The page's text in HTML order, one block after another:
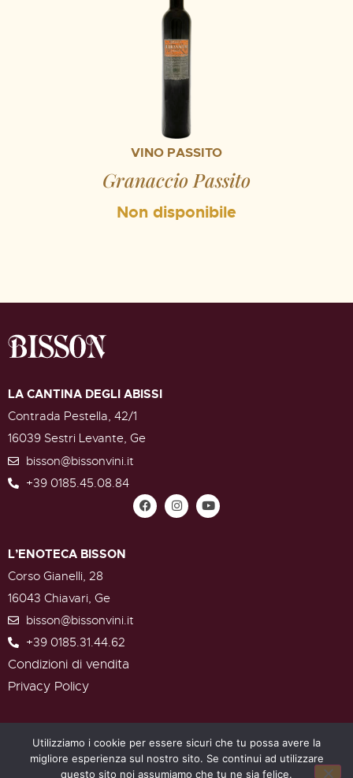
VINO PASSITO
Granaccio Passito
LA CANTINA DEGLI ABISSI
Contrada Pestella, 42/1
16039 Sestri Levante, Ge
bisson@bissonvini.it
+39 0185.45.08.84
L’ENOTECA BISSON
Corso Gianelli, 28
16043 Chiavari, Ge
bisson@bissonvini.it
+39 0185.31.44.62
Condizioni di vendita
Privacy Policy
Bisson Società Agricola di Lugano Marta & Pier Luigi S.S. –
Contrada Pestella, 42/1 – 16039 Sestri Levante (Ge) – C.F. e
P.IVA 01585530999
Utilizziamo i cookie per essere sicuri che tu possa avere la
migliore esperienza sul nostro sito. Se continui ad utilizzare
questo sito noi assumiamo che tu ne sia felice.